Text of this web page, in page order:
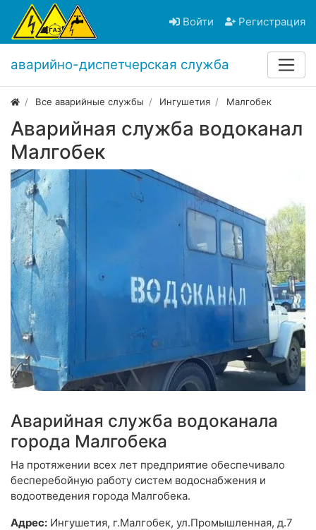
Войти Регистрация
аварийно-диспетчерская служба
Все аварийные службы Ингушетия Малгобек
Аварийная служба водоканал
Малгобек
Аварийная служба водоканала
города Малгобека
На протяжении всех лет предприятие обеспечивало
бесперебойную работу систем водоснабжения и
водоотведения города Малгобека.
Адрес: Ингушетия, г.Малгобек, ул.Промышленная, д.7